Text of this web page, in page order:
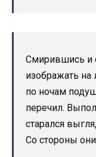
Смирившись и
изображать на
по ночам
перечил.
старался
Со стороны